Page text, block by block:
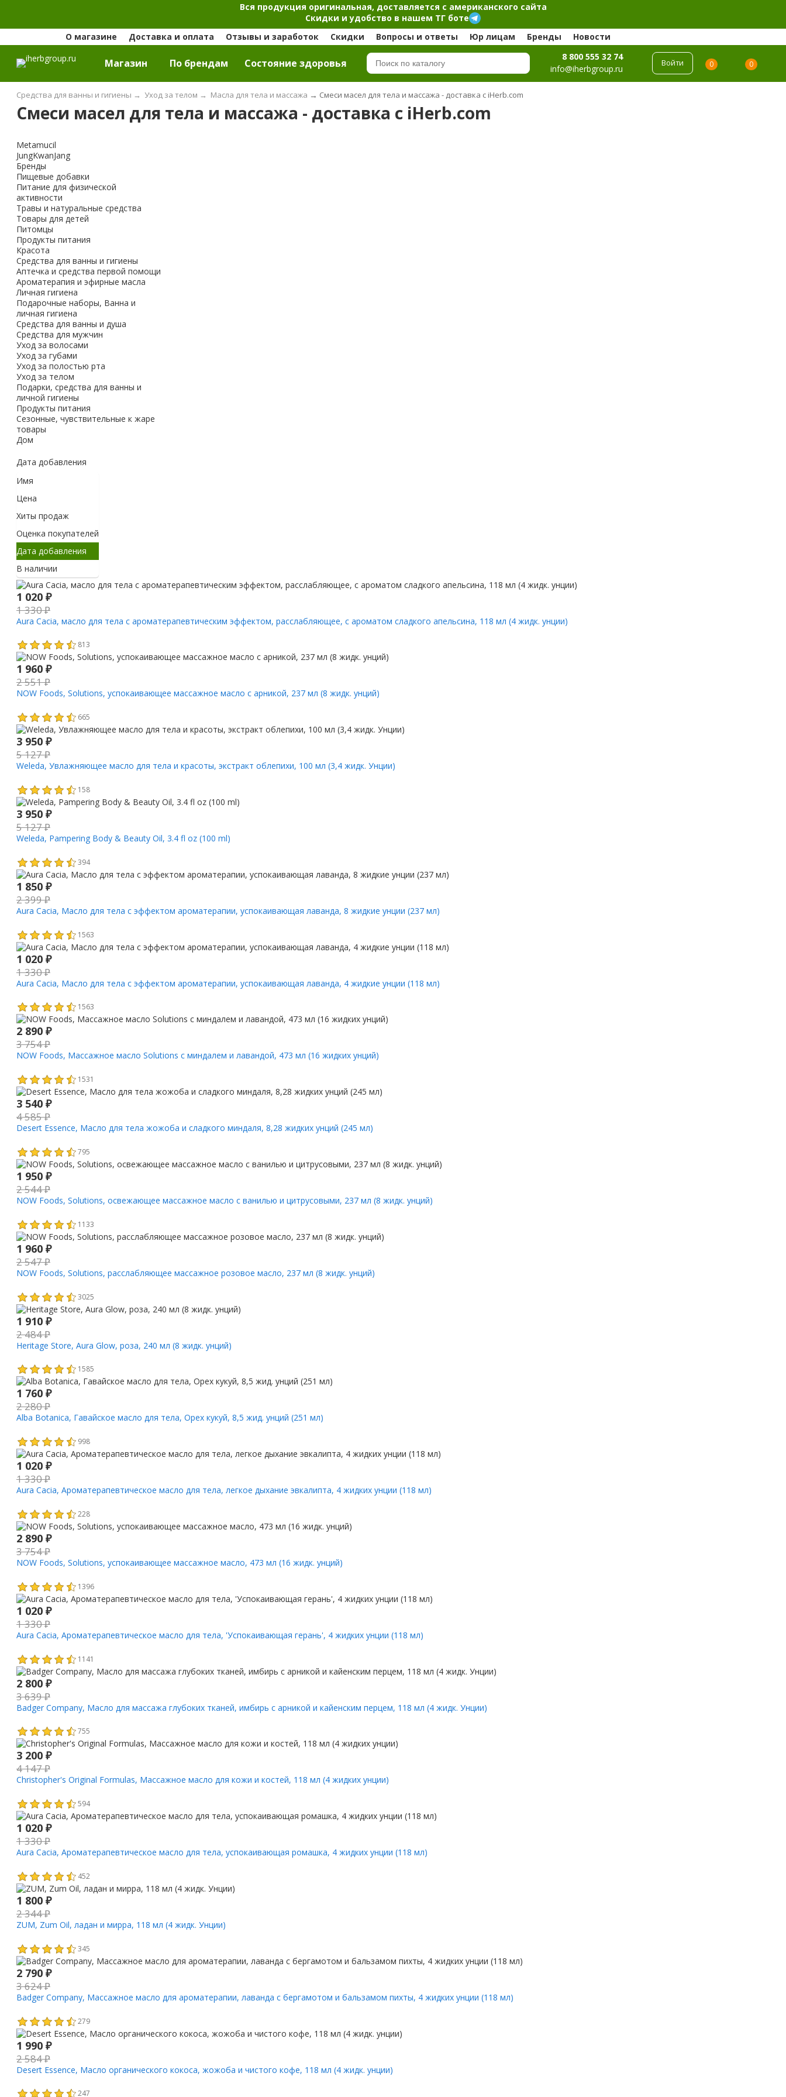
Вся продукция оригинальная, доставляется с американского сайта
Скидки и удобство в нашем ТГ боте
О магазине
Доставка и оплата Отзывы и заработок Скидки Вопросы и ответы Юр лицам Бренды Новости
Магазин По брендам Cостояние здоровья
8 800 555 32 74
info@iherbgroup.ru
Войти 0 0
Средства для ванны и гигиены → Уход за телом → Масла для тела и массажа → Смеси масел для тела и массажа - доставка с iHerb.com
Смеси масел для тела и массажа - доставка с iHerb.com
Metamucil
JungKwanJang
Бренды
Пищевые добавки
Питание для физической
активности
Травы и натуральные средства
Товары для детей
Питомцы
Продукты питания
Красота
Средства для ванны и гигиены
Аптечка и средства первой помощи
Ароматерапия и эфирные масла
Личная гигиена
Подарочные наборы, Ванна и
личная гигиена
Средства для ванны и душа
Средства для мужчин
Уход за волосами
Уход за губами
Уход за полостью рта
Уход за телом
Подарки, средства для ванны и
личной гигиены
Продукты питания
Сезонные, чувствительные к жаре
товары
Дом
Дата добавления
Имя
Цена
Хиты продаж
Оценка покупателей
Дата добавления
В наличии
1 020 ₽
1 330₽
Aura Cacia, масло для тела с ароматерапевтическим эффектом, расслабляющее, с ароматом сладкого апельсина, 118 мл (4 жидк. унции)
813
1 960 ₽
2 551₽
NOW Foods, Solutions, успокаивающее массажное масло с арникой, 237 мл (8 жидк. унций)
665
3 950 ₽
5 127₽
Weleda, Увлажняющее масло для тела и красоты, экстракт облепихи, 100 мл (3,4 жидк. Унции)
158
3 950 ₽
5 127₽
Weleda, Pampering Body & Beauty Oil, 3.4 fl oz (100 ml)
394
1 850 ₽
2 399₽
Aura Cacia, Масло для тела с эффектом ароматерапии, успокаивающая лаванда, 8 жидкие унции (237 мл)
1563
1 020 ₽
1 330₽
Aura Cacia, Масло для тела с эффектом ароматерапии, успокаивающая лаванда, 4 жидкие унции (118 мл)
1563
2 890 ₽
3 754₽
NOW Foods, Массажное масло Solutions с миндалем и лавандой, 473 мл (16 жидких унций)
1531
3 540 ₽
4 585₽
Desert Essence, Масло для тела жожоба и сладкого миндаля, 8,28 жидких унций (245 мл)
795
1 950 ₽
2 544₽
NOW Foods, Solutions, освежающее массажное масло с ванилью и цитрусовыми, 237 мл (8 жидк. унций)
1133
1 960 ₽
2 547₽
NOW Foods, Solutions, расслабляющее массажное розовое масло, 237 мл (8 жидк. унций)
3025
1 910 ₽
2 484₽
Heritage Store, Aura Glow, роза, 240 мл (8 жидк. унций)
1585
1 760 ₽
2 280₽
Alba Botanica, Гавайское масло для тела, Орех кукуй, 8,5 жид. унций (251 мл)
998
1 020 ₽
1 330₽
Aura Cacia, Ароматерапевтическое масло для тела, легкое дыхание эвкалипта, 4 жидких унции (118 мл)
228
2 890 ₽
3 754₽
NOW Foods, Solutions, успокаивающее массажное масло, 473 мл (16 жидк. унций)
1396
1 020 ₽
1 330₽
Aura Cacia, Ароматерапевтическое масло для тела, 'Успокаивающая герань', 4 жидких унции (118 мл)
1141
2 800 ₽
3 639₽
Badger Company, Масло для массажа глубоких тканей, имбирь с арникой и кайенским перцем, 118 мл (4 жидк. Унции)
755
3 200 ₽
4 147₽
Christopher's Original Formulas, Массажное масло для кожи и костей, 118 мл (4 жидких унции)
594
1 020 ₽
1 330₽
Aura Cacia, Ароматерапевтическое масло для тела, успокаивающая ромашка, 4 жидких унции (118 мл)
452
1 800 ₽
2 344₽
ZUM, Zum Oil, ладан и мирра, 118 мл (4 жидк. Унции)
345
2 790 ₽
3 624₽
Badger Company, Массажное масло для ароматерапии, лаванда с бергамотом и бальзамом пихты, 4 жидких унции (118 мл)
279
1 990 ₽
2 584₽
Desert Essence, Масло органического кокоса, жожоба и чистого кофе, 118 мл (4 жидк. унции)
247